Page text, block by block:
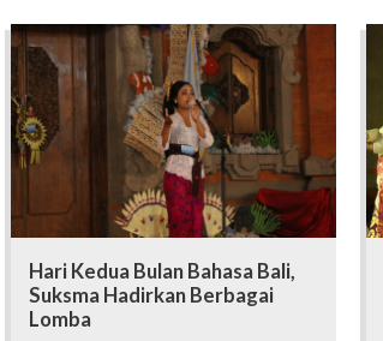
Hari Kedua Bulan Bahasa Bali,
Suksma Hadirkan Berbagai
Lomba